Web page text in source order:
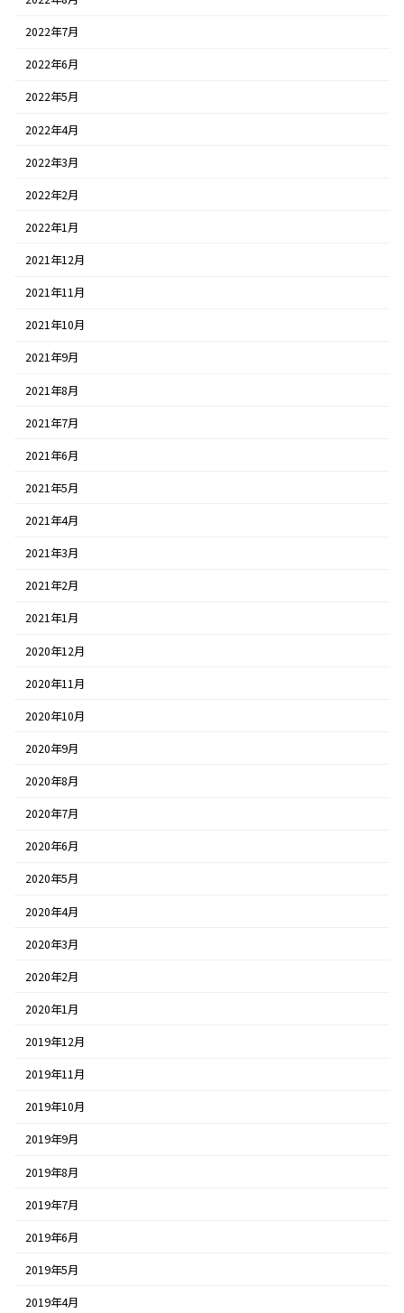
2022年7月
2022年6月
2022年5月
2022年4月
2022年3月
2022年2月
2022年1月
2021年12月
2021年11月
2021年10月
2021年9月
2021年8月
2021年7月
2021年6月
2021年5月
2021年4月
2021年3月
2021年2月
2021年1月
2020年12月
2020年11月
2020年10月
2020年9月
2020年8月
2020年7月
2020年6月
2020年5月
2020年4月
2020年3月
2020年2月
2020年1月
2019年12月
2019年11月
2019年10月
2019年9月
2019年8月
2019年7月
2019年6月
2019年5月
2019年4月